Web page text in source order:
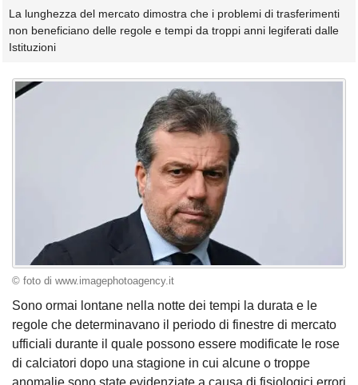
La lunghezza del mercato dimostra che i problemi di trasferimenti
non beneficiano delle regole e tempi da troppi anni legiferati dalle
Istituzioni
© foto di www.imagephotoagency.it
Sono ormai lontane nella notte dei tempi la durata e le
regole che determinavano il periodo di finestre di mercato
ufficiali durante il quale possono essere modificate le rose
di calciatori dopo una stagione in cui alcune o troppe